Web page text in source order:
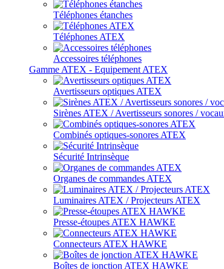
Téléphones étanches
Téléphones ATEX
Accessoires téléphones
Gamme ATEX - Equipement ATEX
Avertisseurs optiques ATEX
Sirènes ATEX / Avertisseurs sonores /
Combinés optiques-sonores ATEX
Sécurité Intrinsèque
Organes de commandes ATEX
Luminaires ATEX / Projecteurs ATEX
Presse-étoupes ATEX HAWKE
Connecteurs ATEX HAWKE
Boîtes de jonction ATEX HAWKE